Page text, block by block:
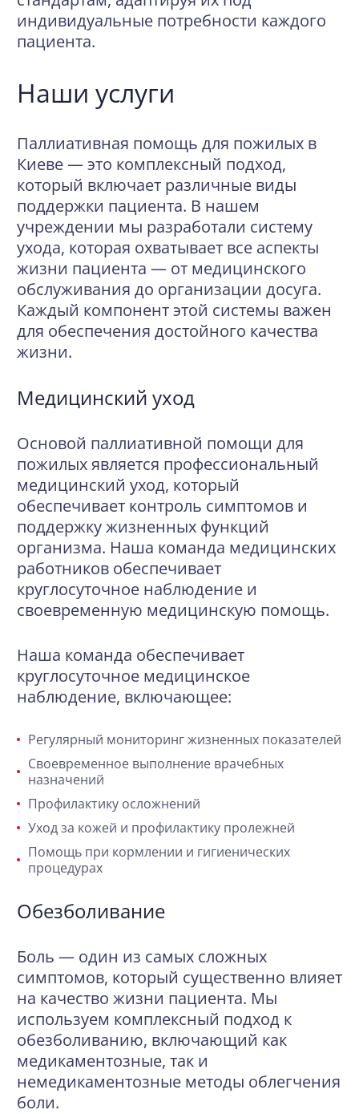
индивидуальные потребности каждого
пациента.
Наши услуги
Паллиативная помощь для пожилых в
Киеве — это комплексный подход,
который включает различные виды
поддержки пациента. В нашем
учреждении мы разработали систему
ухода, которая охватывает все аспекты
жизни пациента — от медицинского
обслуживания до организации досуга.
Каждый компонент этой системы важен
для обеспечения достойного качества
жизни.
Медицинский уход
Основой паллиативной помощи для
пожилых является профессиональный
медицинский уход, который
обеспечивает контроль симптомов и
поддержку жизненных функций
организма. Наша команда медицинских
работников обеспечивает
круглосуточное наблюдение и
своевременную медицинскую помощь.
Наша команда обеспечивает
круглосуточное медицинское
наблюдение, включающее:
Регулярный мониторинг жизненных показателей
Своевременное выполнение врачебных
назначений
Профилактику осложнений
Уход за кожей и профилактику пролежней
Помощь при кормлении и гигиенических
процедурах
Обезболивание
Боль — один из самых сложных
симптомов, который существенно влияет
на качество жизни пациента. Мы
используем комплексный подход к
обезболиванию, включающий как
медикаментозные, так и
немедикаментозные методы облегчения
боли.